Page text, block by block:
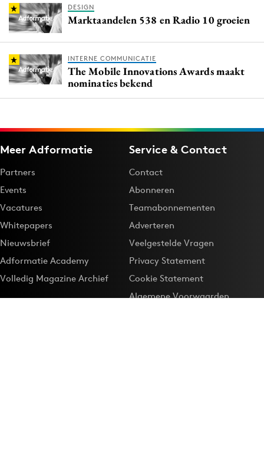
DESIGN
Marktaandelen 538 en Radio 10 groeien
INTERNE COMMUNICATIE
The Mobile Innovations Awards maakt
nominaties bekend
Meer Adformatie
Partners
Events
Vacatures
Whitepapers
Nieuwsbrief
Adformatie Academy
Volledig Magazine Archief
Service & Contact
Contact
Abonneren
Teamabonnementen
Adverteren
Veelgestelde Vragen
Privacy Statement
Cookie Statement
Algemene Voorwaarden